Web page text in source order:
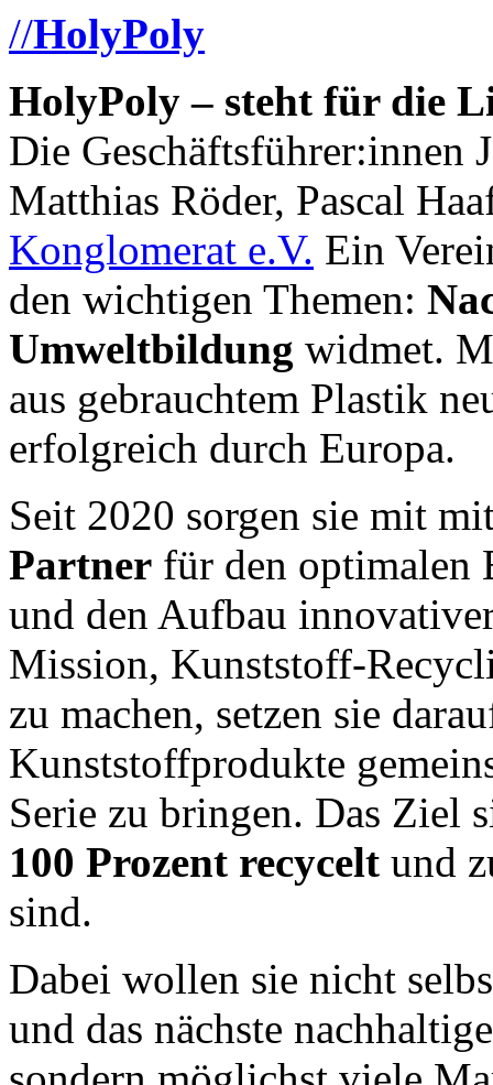
//HolyPoly
HolyPoly – steht für die
Die Geschäftsführer:innen
Matthias Röder, Pascal
Konglomerat e.V. Ein
den wichtigen Themen:
Umweltbildung widmet.
aus gebrauchtem Plastik
erfolgreich durch Europa.
Seit 2020 sorgen sie mit
Partner für den optimalen
und den Aufbau
Mission, Kunststoff-
zu machen, setzen sie
Kunststoffprodukte
Serie zu bringen. Das Ziel
100 Prozent recycelt und
sind.
Dabei wollen sie nicht
und das nächste